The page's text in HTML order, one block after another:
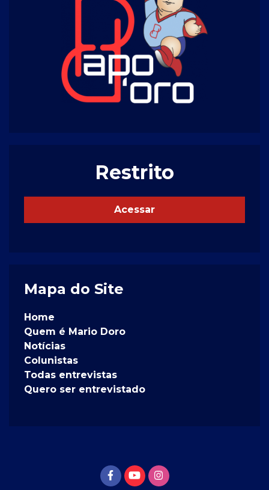
Restrito
Acessar
Mapa do Site
Home
Quem é Mario Doro
Notícias
Colunistas
Todas entrevistas
Quero ser entrevistado